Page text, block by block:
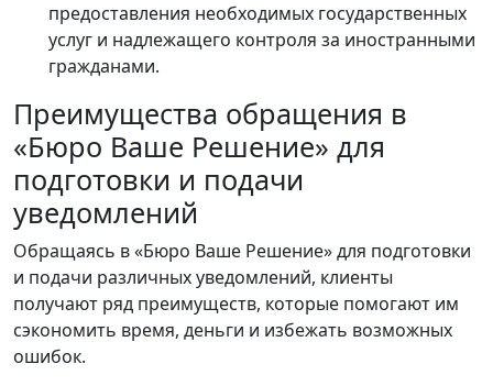
предоставления необходимых государственных
услуг и надлежащего контроля за иностранными
гражданами.
Преимущества обращения в
«Бюро Ваше Решение» для
подготовки и подачи
уведомлений
Обращаясь в «Бюро Ваше Решение» для подготовки
и подачи различных уведомлений, клиенты
получают ряд преимуществ, которые помогают им
сэкономить время, деньги и избежать возможных
ошибок.